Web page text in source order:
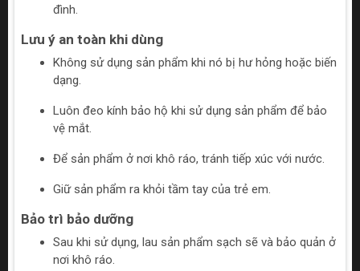
đình.
Lưu ý an toàn khi dùng
Không sử dụng sản phẩm khi nó bị hư hỏng hoặc biến
dạng.
Luôn đeo kính bảo hộ khi sử dụng sản phẩm để bảo
vệ mắt.
Để sản phẩm ở nơi khô ráo, tránh tiếp xúc với nước.
Giữ sản phẩm ra khỏi tầm tay của trẻ em.
Bảo trì bảo dưỡng
Sau khi sử dụng, lau sản phẩm sạch sẽ và bảo quản ở
nơi khô ráo.